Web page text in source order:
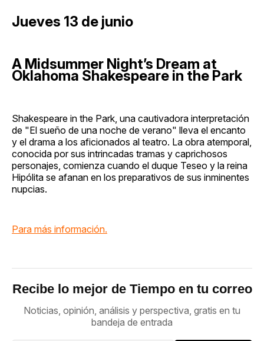
Jueves 13 de junio
A Midsummer Night’s Dream at
Oklahoma Shakespeare in the Park
Shakespeare in the Park, una cautivadora interpretación
de "El sueño de una noche de verano" lleva el encanto
y el drama a los aficionados al teatro. La obra atemporal,
conocida por sus intrincadas tramas y caprichosos
personajes, comienza cuando el duque Teseo y la reina
Hipólita se afanan en los preparativos de sus inminentes
nupcias.
Para más información.
Recibe lo mejor de Tiempo en tu correo
Noticias, opinión, análisis y perspectiva, gratis en tu
bandeja de entrada